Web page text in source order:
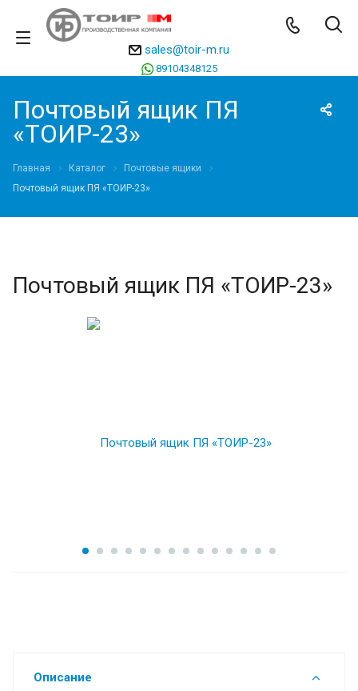
sales@toir-m.ru
89104348125
Почтовый ящик ПЯ
«ТОИР-23»
Главная Каталог
Почтовые ящики
Почтовый ящик ПЯ «ТОИР-23»
Почтовый ящик ПЯ «ТОИР-23»
Описание